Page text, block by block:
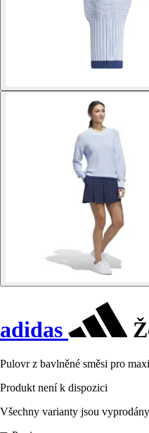
adidas
Pulovr z bavlněné směsi pro
Produkt není k dispozici
Všechny varianty jsou vyprodány